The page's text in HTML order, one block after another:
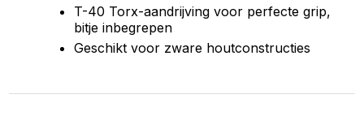
T-40 Torx-aandrijving voor perfecte grip,
bitje inbegrepen
Geschikt voor zware houtconstructies